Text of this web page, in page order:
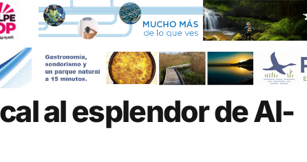
al esplendor de Al-